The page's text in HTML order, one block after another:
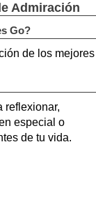
Admiración
Go?
de los mejores
reflexionar,
especial o
de tu vida.